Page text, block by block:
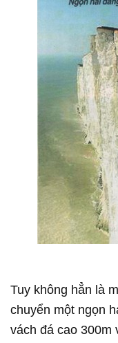
Tuy không hẳn là
chuyển một ngọn
vách đá cao 300m